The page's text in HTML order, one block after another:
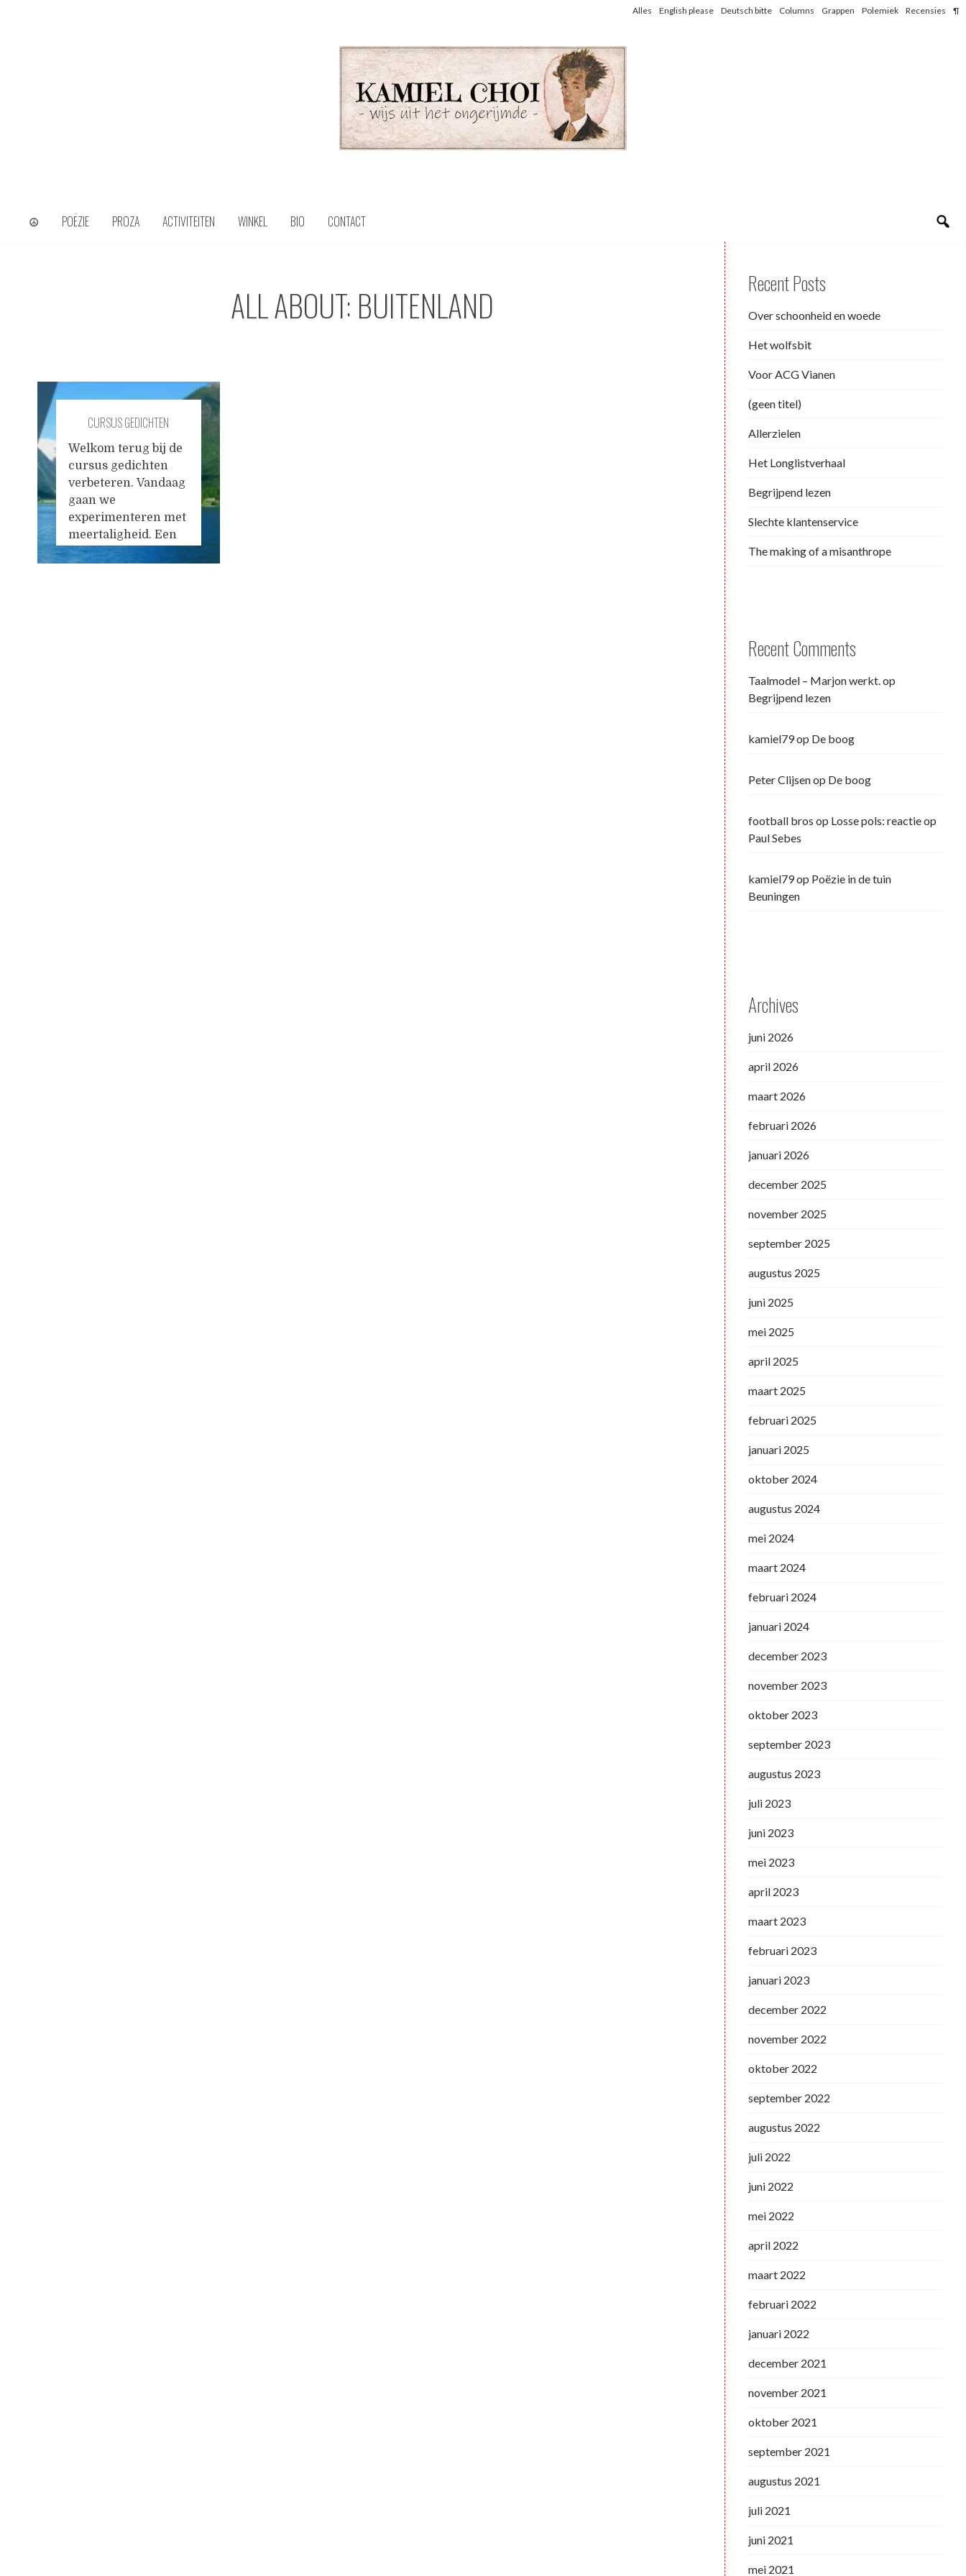
Alles English please Deutsch bitte Columns Grappen Polemiek Recensies ¶
☮ POËZIE PROZA ACTIVITEITEN WINKEL BIO CONTACT
ALL ABOUT: BUITENLAND
CURSUS GEDICHTEN
VERBETEREN #8
Welkom terug bij de
cursus gedichten
verbeteren. Vandaag
gaan we
experimenteren met
meertaligheid. Een
gedicht vertalen
Recent Posts
Over schoonheid en woede
Het wolfsbit
Voor ACG Vianen
(geen titel)
Allerzielen
Het Longlistverhaal
Begrijpend lezen
Slechte klantenservice
The making of a misanthrope
Recent Comments
Taalmodel – Marjon werkt.op
Begrijpend lezen
kamiel79op De boog
Peter Clijsenop De boog
football bros op Losse pols: reactie op
Paul Sebes
kamiel79op Poëzie in de tuin
Beuningen
Archives
juni 2026
april 2026
maart 2026
februari 2026
januari 2026
december 2025
november 2025
september 2025
augustus 2025
juni 2025
mei 2025
april 2025
maart 2025
februari 2025
januari 2025
oktober 2024
augustus 2024
mei 2024
maart 2024
februari 2024
januari 2024
december 2023
november 2023
oktober 2023
september 2023
augustus 2023
juli 2023
juni 2023
mei 2023
april 2023
maart 2023
februari 2023
januari 2023
december 2022
november 2022
oktober 2022
september 2022
augustus 2022
juli 2022
juni 2022
mei 2022
april 2022
maart 2022
februari 2022
januari 2022
december 2021
november 2021
oktober 2021
september 2021
augustus 2021
juli 2021
juni 2021
mei 2021